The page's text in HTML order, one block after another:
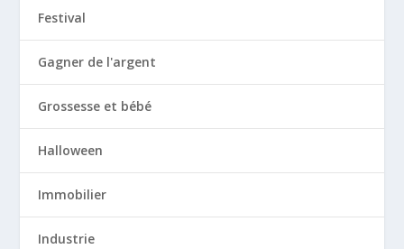
Festival
Gagner de l'argent
Grossesse et bébé
Halloween
Immobilier
Industrie